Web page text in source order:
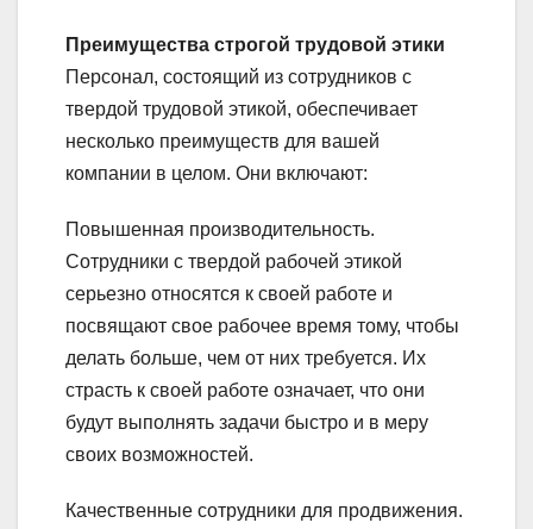
Преимущества строгой трудовой этики
Персонал, состоящий из сотрудников с
твердой трудовой этикой, обеспечивает
несколько преимуществ для вашей
компании в целом. Они включают:
Повышенная производительность.
Сотрудники с твердой рабочей этикой
серьезно относятся к своей работе и
посвящают свое рабочее время тому, чтобы
делать больше, чем от них требуется. Их
страсть к своей работе означает, что они
будут выполнять задачи быстро и в меру
своих возможностей.
Качественные сотрудники для продвижения.